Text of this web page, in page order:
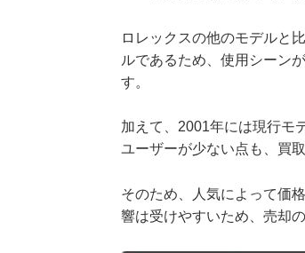
ロレックスの他のモデルと
ルであるため、使用シーン
す。
加えて、2001年には現行モ
ユーザーが少ない点も、買
そのため、人気によって価
響は受けやすいため、売却